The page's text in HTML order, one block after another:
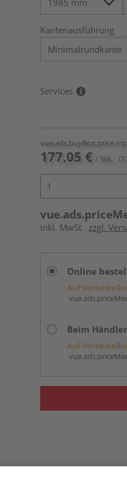
Kantenausführung
Services
vue.ads.buyBox.price.rrp
177,05 € / Stk.
inkl. MwSt. zzgl.
Online
Auf
Beim
Auf